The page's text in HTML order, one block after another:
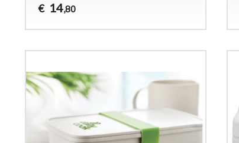
€ 14,80